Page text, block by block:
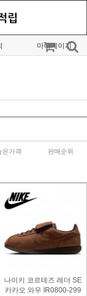
마이페이지
은가격 판매순위
나이키 코르테즈 레더 SE
카카오 와우 IR0800-299